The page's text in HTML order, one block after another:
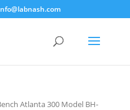
Atlanta 300 Model BH-